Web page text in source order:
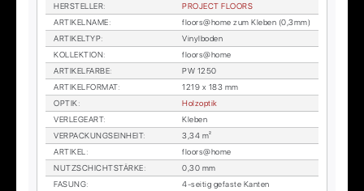
HER­STEL­LER:
PRO­JECT FLOORS
AR­TI­KEL­NA­ME:
floors@home zum Kle­ben (0,3mm)
AR­TI­KEL­TYP:
Vi­nyl­bo­den
KOL­LEK­TI­ON:
floors@home
AR­TI­KEL­FAR­BE:
PW 1250
AR­TI­KEL­FOR­MAT:
1219 x 183 mm
OP­TIK:
Holz­op­tik
VER­LE­GE­ART:
Kle­ben
VER­PA­CKUNGS­EIN­HEIT:
3,34 m²
AR­TI­KEL:
floors@home
NUTZ­SCHICHT­STÄR­KE:
0,30 mm
FA­SUNG: 4-sei­tig ge­fas­te Kan­ten